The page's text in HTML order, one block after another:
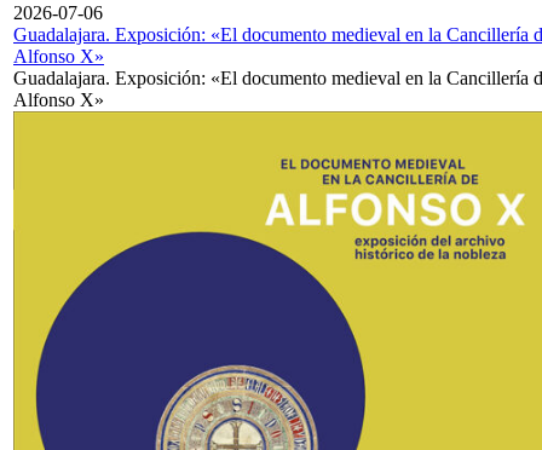
2026-07-06
Guadalajara. Exposición: «El documento medieval en la Cancillería
Alfonso X»
Guadalajara. Exposición: «El documento medieval en la Cancillería
Alfonso X»